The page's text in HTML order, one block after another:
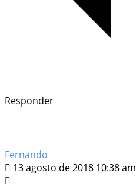
Responder
Fernando
13 agosto de 2018 10:38 am